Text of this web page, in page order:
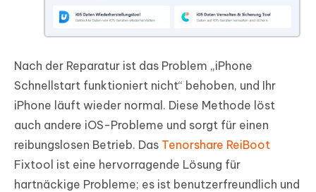
Nach der Reparatur ist das Problem „iPhone
Schnellstart funktioniert nicht“ behoben, und Ihr
iPhone läuft wieder normal. Diese Methode löst
auch andere iOS-Probleme und sorgt für einen
reibungslosen Betrieb. Das Tenorshare ReiBoot
Fixtool ist eine hervorragende Lösung für
hartnäckige Probleme; es ist benutzerfreundlich und